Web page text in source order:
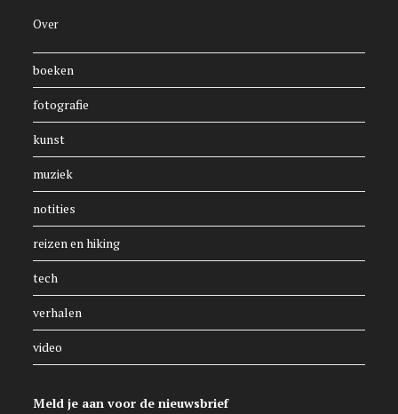
Over
boeken
fotografie
kunst
muziek
notities
reizen en hiking
tech
verhalen
video
Meld je aan voor de nieuwsbrief